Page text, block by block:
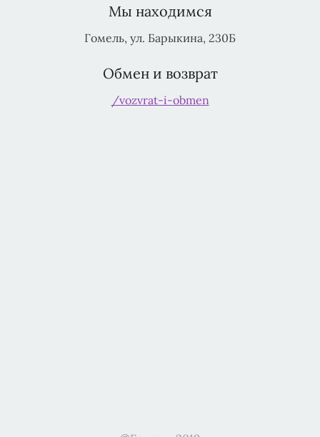
Мы находимся
Гомель, ул. Барыкина, 230Б
Обмен и возврат
/vozvrat-i-obmen